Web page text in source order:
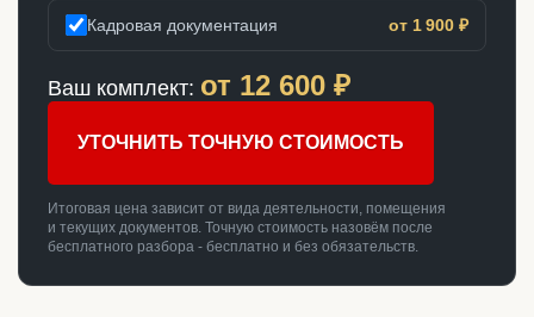
Кадровая документация от 1 900 ₽
Ваш комплект: от 12 600 ₽
УТОЧНИТЬ ТОЧНУЮ СТОИМОСТЬ
Итоговая цена зависит от вида деятельности, помещения
и текущих документов. Точную стоимость назовём после
бесплатного разбора - бесплатно и без обязательств.